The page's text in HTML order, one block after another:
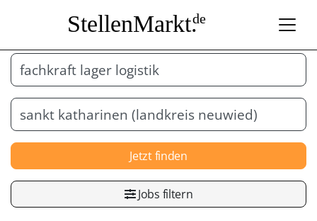
StellenMarkt.de
Jetzt finden
Jobs filtern